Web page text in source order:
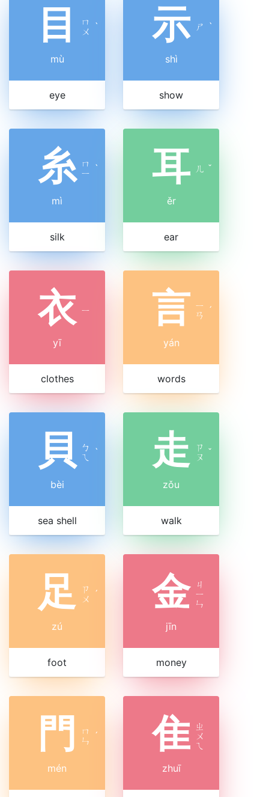
目
ㄇ
ㄨ ˋ
mù
eye
示 ㄕ ˋ
shì
show
糸 ㄇ
ㄧ ˋ
mì
silk
耳 ㄦ ˇ
ěr
ear
衣 ㄧ
yī
clothes
言 ㄧ
ㄢ ˊ
yán
words
貝
ㄅ
ㄟ
ˋ
bèi
sea shell
走
ㄗ
ㄡ ˇ
zǒu
walk
足
ㄗ
ㄨ ˊ
zú
foot
金 ㄐ
ㄧ
ㄣ
jīn
money
門
ㄇ
ㄣ ˊ
mén
隹 ㄓ
ㄨ
ㄟ
zhuī